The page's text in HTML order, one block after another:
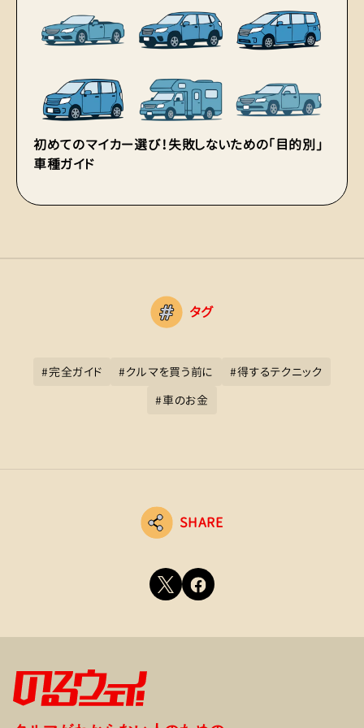
初めてのマイカー選び！失敗しないための「目的別」
車種ガイド
タグ
#完全ガイド #クルマを買う前に #得するテクニック
#車のお金
SHARE